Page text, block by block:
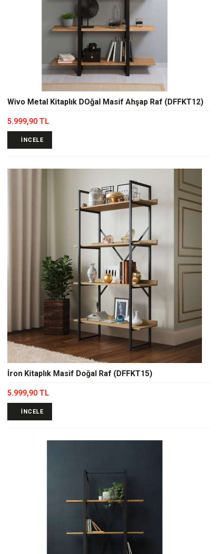
Wivo Metal Kitaplık DOğal Masif Ahşap Raf (DFFKT12)
5.999,90 TL
İNCELE
İron Kitaplık Masif Doğal Raf (DFFKT15)
5.999,90 TL
İNCELE